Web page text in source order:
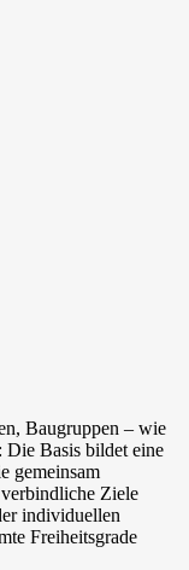
Baugruppen – wie
Die Basis bildet eine
gemeinsam
Ziele
individuellen
Freiheitsgrade